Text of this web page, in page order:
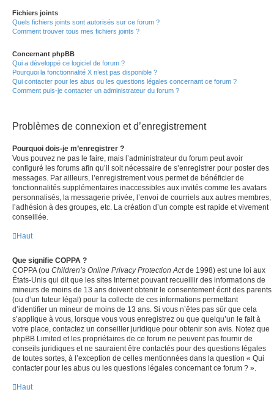
Fichiers joints
Quels fichiers joints sont autorisés sur ce forum ?
Comment trouver tous mes fichiers joints ?
Concernant phpBB
Qui a développé ce logiciel de forum ?
Pourquoi la fonctionnalité X n’est pas disponible ?
Qui contacter pour les abus ou les questions légales concernant ce forum ?
Comment puis-je contacter un administrateur du forum ?
Problèmes de connexion et d’enregistrement
Pourquoi dois-je m’enregistrer ?
Vous pouvez ne pas le faire, mais l’administrateur du forum peut avoir
configuré les forums afin qu’il soit nécessaire de s’enregistrer pour poster des
messages. Par ailleurs, l’enregistrement vous permet de bénéficier de
fonctionnalités supplémentaires inaccessibles aux invités comme les avatars
personnalisés, la messagerie privée, l’envoi de courriels aux autres membres,
l’adhésion à des groupes, etc. La création d’un compte est rapide et vivement
conseillée.
Haut
Que signifie COPPA ?
COPPA (ou Children’s Online Privacy Protection Actde 1998) est une loi aux
États-Unis qui dit que les sites Internet pouvant recueillir des informations de
mineurs de moins de 13 ans doivent obtenir le consentement écrit des parents
(ou d’un tuteur légal) pour la collecte de ces informations permettant
d’identifier un mineur de moins de 13 ans. Si vous n’êtes pas sûr que cela
s’applique à vous, lorsque vous vous enregistrez ou que quelqu’un le fait à
votre place, contactez un conseiller juridique pour obtenir son avis. Notez que
phpBB Limited et les propriétaires de ce forum ne peuvent pas fournir de
conseils juridiques et ne sauraient être contactés pour des questions légales
de toutes sortes, à l’exception de celles mentionnées dans la question « Qui
contacter pour les abus ou les questions légales concernant ce forum ? ».
Haut